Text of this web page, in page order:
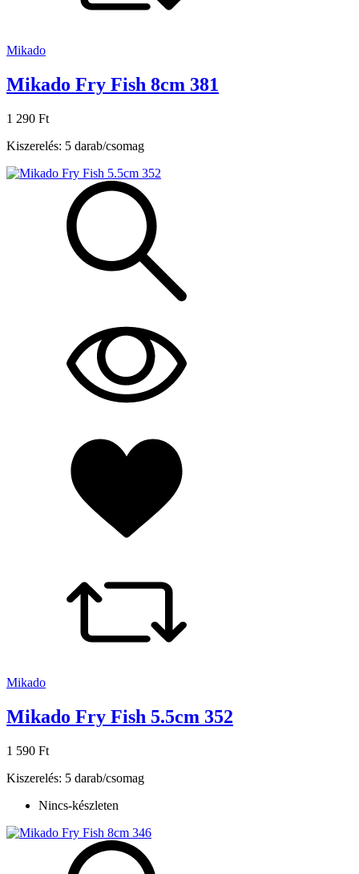
Mikado
Mikado Fry Fish 8cm 381
1 290 Ft
Kiszerelés: 5 darab/csomag
Mikado
Mikado Fry Fish 5.5cm 352
1 590 Ft
Kiszerelés: 5 darab/csomag
Nincs-készleten